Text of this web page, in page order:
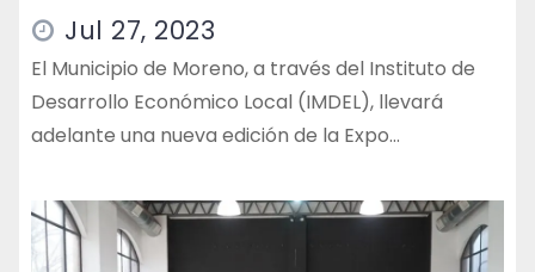
Jul 27, 2023
El Municipio de Moreno, a través del Instituto de
Desarrollo Económico Local (IMDEL), llevará
adelante una nueva edición de la Expo…